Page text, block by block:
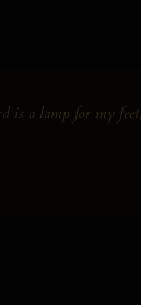
is a lamp for my